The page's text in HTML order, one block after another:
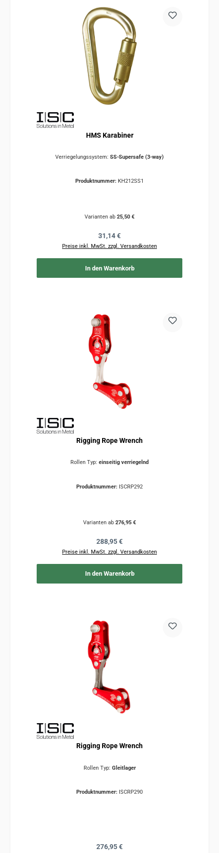
HMS Karabiner
Verriegelungssystem: SS-Supersafe (3-way)
Produktnummer: KH212SS1
Varianten ab 25,50 €
Regulärer Preis:
31,14 €
Preise inkl. MwSt. zzgl. Versandkosten
In den Warenkorb
Rigging Rope Wrench
Rollen Typ: einseitig verriegelnd
Produktnummer: ISCRP292
Varianten ab 276,95 €
Regulärer Preis:
288,95 €
Preise inkl. MwSt. zzgl. Versandkosten
In den Warenkorb
Rigging Rope Wrench
Rollen Typ: Gleitlager
Produktnummer: ISCRP290
Regulärer Preis:
276,95 €